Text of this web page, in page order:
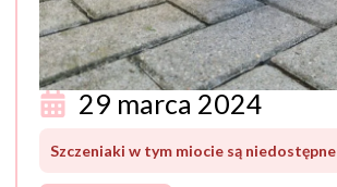
29 marca 2024
Szczeniaki w tym miocie są niedostępne